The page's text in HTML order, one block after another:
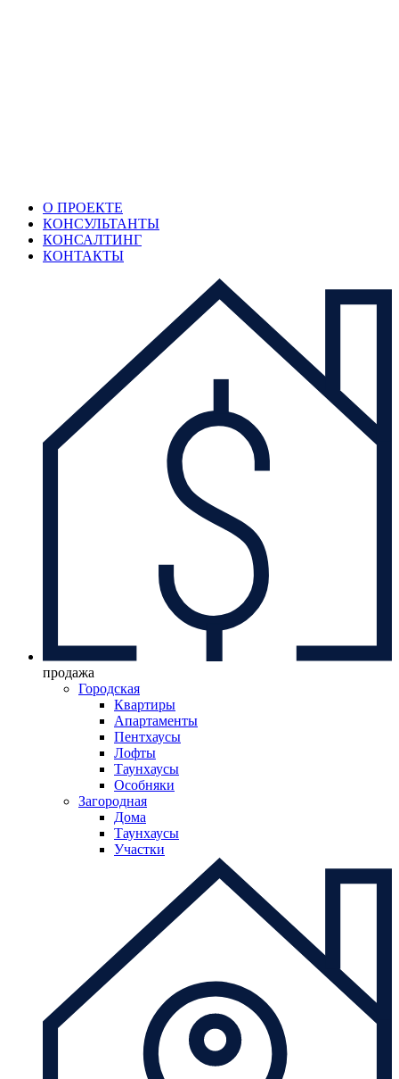
О ПРОЕКТЕ
КОНСУЛЬТАНТЫ
КОНСАЛТИНГ
КОНТАКТЫ
продажа
Городская
Квартиры
Апартаменты
Пентхаусы
Лофты
Таунхаусы
Особняки
Загородная
Дома
Таунхаусы
Участки